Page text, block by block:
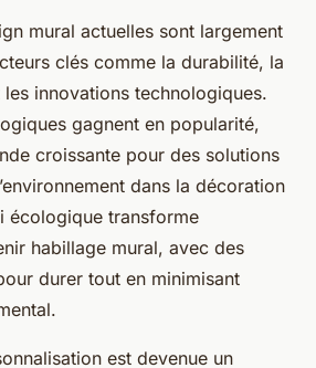
mural actuelles sont largement
clés comme la durabilité, la
innovations technologiques.
gagnent en popularité,
croissante pour des solutions
dans la décoration
écologique transforme
habillage mural, avec des
durer tout en minimisant
est devenue un